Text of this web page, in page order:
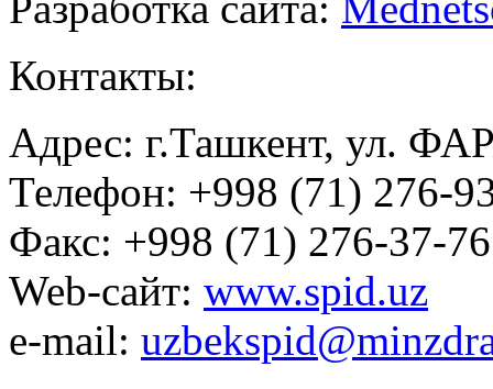
Контакты:
Адрес: г.Ташкент, ул.
Телефон: +998 (71) 276-
Факс: +998 (71) 276-37-76
Web-сайт: www.spid.uz
e-mail: